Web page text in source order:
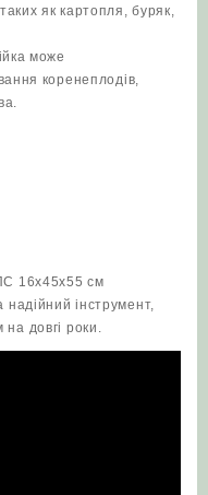
як картопля, буряк,
може
коренеплодів,
16х45х55 см
інструмент,
довгі роки.